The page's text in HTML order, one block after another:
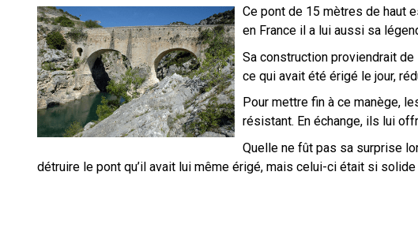
Ce pont de 15 mètres de haut
en France il a lui aussi sa
Sa construction proviendrait de
ce qui avait été érigé le jour,
Pour mettre fin à ce manège,
résistant. En échange, ils lui
Quelle ne fût pas sa surprise
détruire le pont qu’il avait lui même érigé, mais celui-ci était si solide